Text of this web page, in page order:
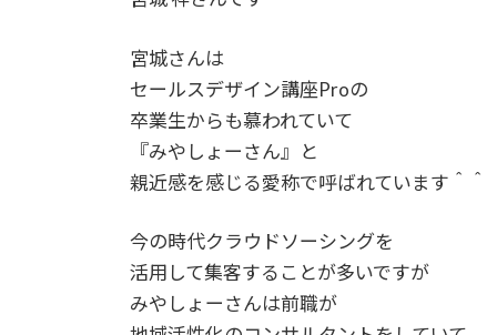
宮城さんは
セールスデザイン講座Proの
卒業生からも慕われていて
『みやしょーさん』と
親近感を感じる愛称で呼ばれています＾＾
今の時代クラウドソーシングを
活用して集客することが多いですが
みやしょーさんは前職が